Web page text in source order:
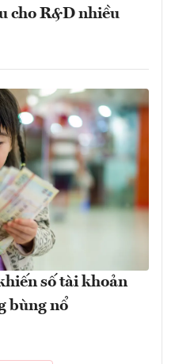
cho R&D nhiều
số tài khoản
bùng nổ